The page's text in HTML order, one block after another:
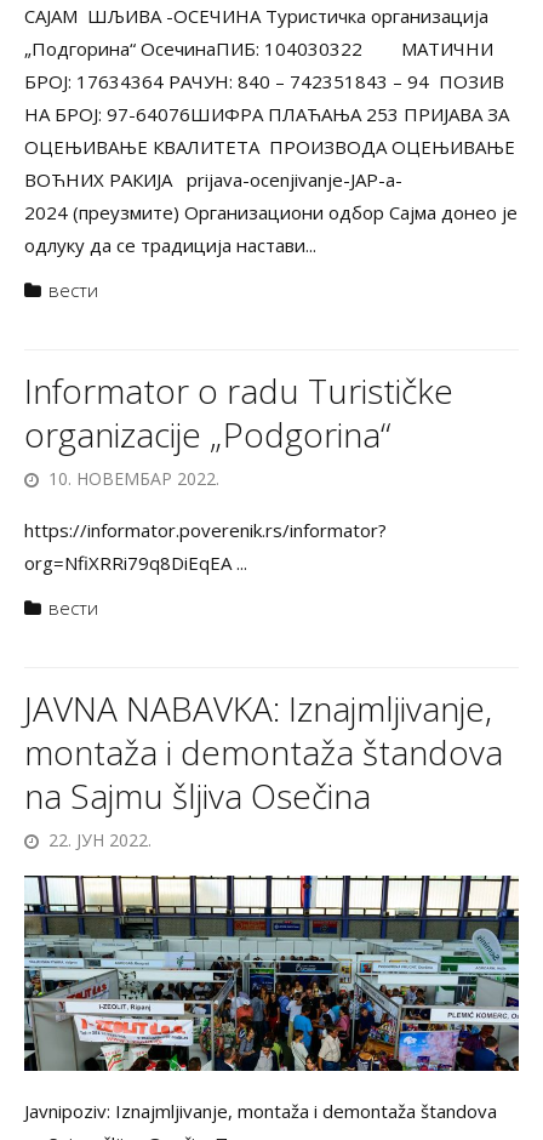
САЈАМ ШЉИВА -ОСЕЧИНА Туристичка организација
„Подгорина“ ОсечинаПИБ: 104030322 МАТИЧНИ
БРОЈ: 17634364 РАЧУН: 840 – 742351843 – 94 ПОЗИВ
НА БРОЈ: 97-64076ШИФРА ПЛАЋАЊА 253 ПРИЈАВА ЗА
ОЦЕЊИВАЊЕ КВАЛИТЕТА ПРОИЗВОДА ОЦЕЊИВАЊЕ
ВОЋНИХ РАКИЈА prijava-ocenjivanje-JAP-a-
2024 (преузмите) Организациони одбор Сајма донео је
одлуку да се традиција настави...
вести
Informator o radu Turističke
organizacije „Podgorina“
10. НОВЕМБАР 2022.
https://informator.poverenik.rs/informator?
org=NfiXRRi79q8DiEqEA ...
вести
JAVNA NABAVKA: Iznajmljivanje,
montaža i demontaža štandova
na Sajmu šljiva Osečina
22. ЈУН 2022.
Javnipoziv: Iznajmljivanje, montaža i demontaža štandova